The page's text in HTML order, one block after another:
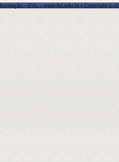
- IFAL - www.ifal.edu.br | Copyright ©